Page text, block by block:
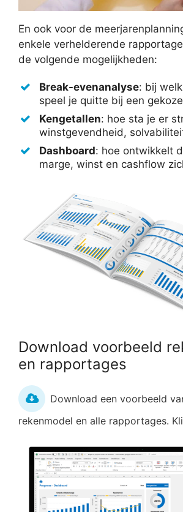
En ook voor de
enkele verhelderende
de volgende mogelijkheden:
Break-evenanalyse: bij
speel je quitte bij een
Kengetallen: hoe sta je er
winstgevendheid,
Dashboard: hoe ontwikkelt
marge, winst en cashflow
Download voorbeeld
en rapportages
Download een voorbeeld
rekenmodel en alle rapportages.